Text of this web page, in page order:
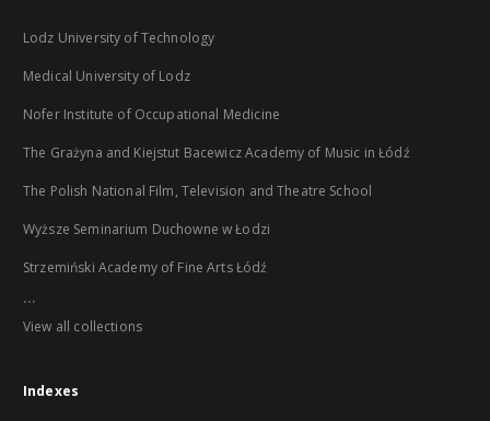
Lodz University of Technology
Medical University of Lodz
Nofer Institute of Occupational Medicine
The Grażyna and Kiejstut Bacewicz Academy of Music in Łódź
The Polish National Film, Television and Theatre School
Wyższe Seminarium Duchowne w Łodzi
Strzemiński Academy of Fine Arts Łódź
...
View all collections
Indexes